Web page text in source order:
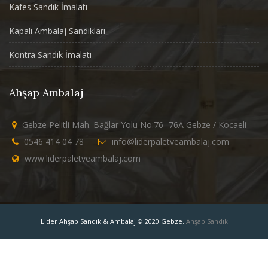
Kafes Sandık İmalatı
Kapalı Ambalaj Sandıkları
Kontra Sandık İmalatı
Ahşap Ambalaj
Gebze Pelitli Mah. Bağlar Yolu No:76- 76A Gebze / Kocaeli
0546 414 04 78
info@liderpaletveambalaj.com
www.liderpaletveambalaj.com
Lider Ahşap Sandık & Ambalaj © 2020 Gebze. Ahşap Sandık